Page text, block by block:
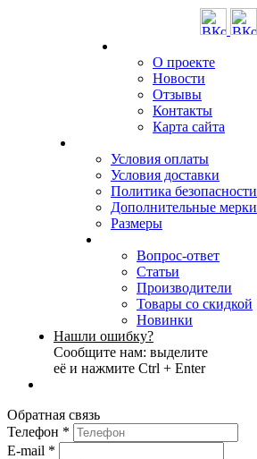
О проекте
Новости
Отзывы
Контакты
Карта сайта
Условия оплаты
Условия доставки
Политика безопасности
Дополнительные мерки
Размеры
Вопрос-ответ
Статьи
Производители
Товары со скидкой
Новинки
Нашли ошибку?
Сообщите нам: выделите
её и нажмите Ctrl + Enter
Обратная связь
Телефон *
E-mail *